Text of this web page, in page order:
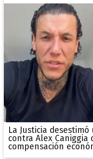
La Justicia
contra Alex
compensación